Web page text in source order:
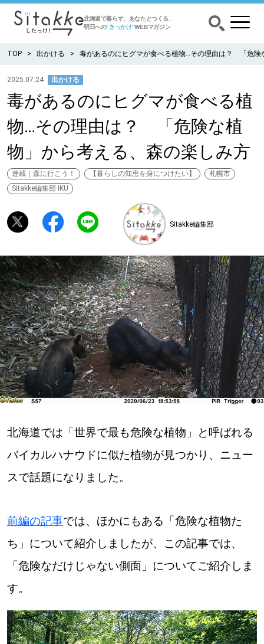
北海道で暮らす、あなたとつくる、
明日への”きっかけ”WEBマガジン
CATEGORY カテゴリー
食べる
出かける
みがく
育む
深める
ゆるむ
SitakkeTV
LOCAL
all
札幌
道南
KEYWORD キーワード
TOP 出かける 毒があるのにヒグマが食べる植物…その理由は？ 「危険
2025.07.24 出かける
毒があるのにヒグマが食べる植
物…その理由は？ 「危険な植
物」から考える、森の楽しみ方
連載｜森に行こう！ 【暮らしの知恵を身につけたい】
札幌市
Sitakke編集部 IKU
Sitakke編集部
北海道では「世界で最も危険な植物」と呼ばれる
バイカルハナウドに似た植物が見つかり、ニュー
スで話題になりました。
前編の記事では、ほかにもある「危険な植物た
ち」について紹介しましたが、この記事では、
「危険なだけじゃない側面」についてご紹介しま
す。